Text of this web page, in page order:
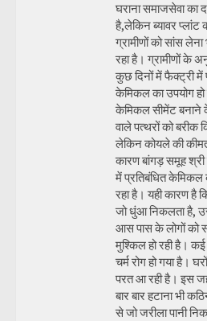
घराना समाजसेवा का
है,लेकिन ब्यावर प्लांट
ग्रामीणों को सांस लेना
रहा है। ग्रामीणों के
कुछ दिनों में फैक्ट्री में
केमिकल का उपयोग हो
केमिकल सीमेंट
वाले पत्थरों को बरीक
लेकिन कोयले की
कारण बांगड़ समूह
में प्रतिबंधित केमिकल
रहा है। यही कारण है
जो धुंआ निकलता है,
आस पास के लोगों को
मुश्किल हो रही है। कई
चर्म रोग हो गया है।
परत आ रही है। इस
बार बार हटाना भी
से जो जरीला पानी